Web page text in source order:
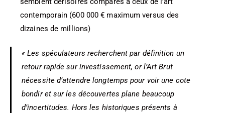
contemporain (600 000 € maximum versus des
dizaines de millions)
« Les spéculateurs recherchent par définition un
retour rapide sur investissement, or l’Art Brut
nécessite d’attendre longtemps pour voir une cote
bondir et sur les découvertes plane beaucoup
d’incertitudes. Hors les historiques présents à